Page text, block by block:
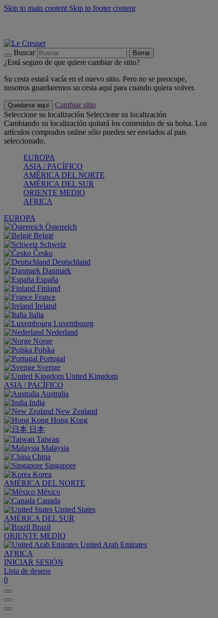
Skip to main content Skip to footer content
Buscar Borrar
¿Está seguro de que quiere cambiar de sitio?
Su cesta estará vacía en el nuevo sitio. Pero no se preocupe,
nosotros guardaremos su cesta aquí para cuando quiera volver.
Quedarse aquí
Cambiar sitio
Seleccione su localización Seleccione su localización
Cambiando su localización quitará los contenidos de su bolsa. Los
artículos comprados online sólo pueden ser enviados al pais
seleccionado.
EUROPA
ASIA / PACÍFICO
AMÉRICA DEL NORTE
AMÉRICA DEL SUR
ORIENTE MEDIO
AFRICA
EUROPA
Österreich
België
Schweiz
Česko
Deutschland
Danmark
España
Finland
France
Ireland
Italia
Luxembourg
Nederland
Norge
Polska
Portugal
Sverige
United Kingdom
ASIA / PACÍFICO
Australia
India
New Zealand
Hong Kong
日本
Taiwan
Malaysia
China
Singapore
Korea
AMÉRICA DEL NORTE
México
Canada
United States
AMÉRICA DEL SUR
Brazil
ORIENTE MEDIO
United Arab Emirates
AFRICA
INICIAR SESIÓN
Lista de deseos
0